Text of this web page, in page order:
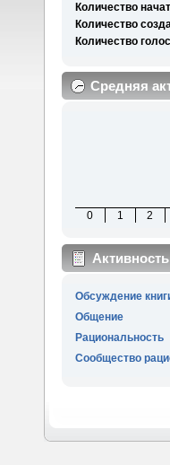
Количество
Количество
Количество
Средняя
0 1 2
Обсуждение
Общение
Рациональность
Сообщество